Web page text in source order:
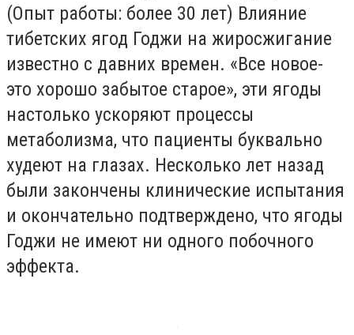
(Опыт работы: более 30 лет) Влияние
тибетских ягод Годжи на жиросжигание
известно с давних времен. «Все новое-
это хорошо забытое старое», эти ягоды
настолько ускоряют процессы
метаболизма, что пациенты буквально
худеют на глазах. Несколько лет назад
были закончены клинические испытания
и окончательно подтверждено, что ягоды
Годжи не имеют ни одного побочного
эффекта.